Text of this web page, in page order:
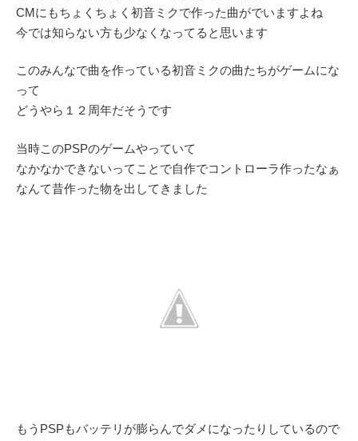
CMにもちょくちょく初音ミクで作った曲がでいますよね
今では知らない方も少なくなってると思います
このみんなで曲を作っている初音ミクの曲たちがゲームにな
って
どうやら１２周年だそうです
当時このPSPのゲームやっていて
なかなかできないってことで自作でコントローラ作ったなぁ
なんて昔作った物を出してきました
もうPSPもバッテリが膨らんでダメになったりしているので